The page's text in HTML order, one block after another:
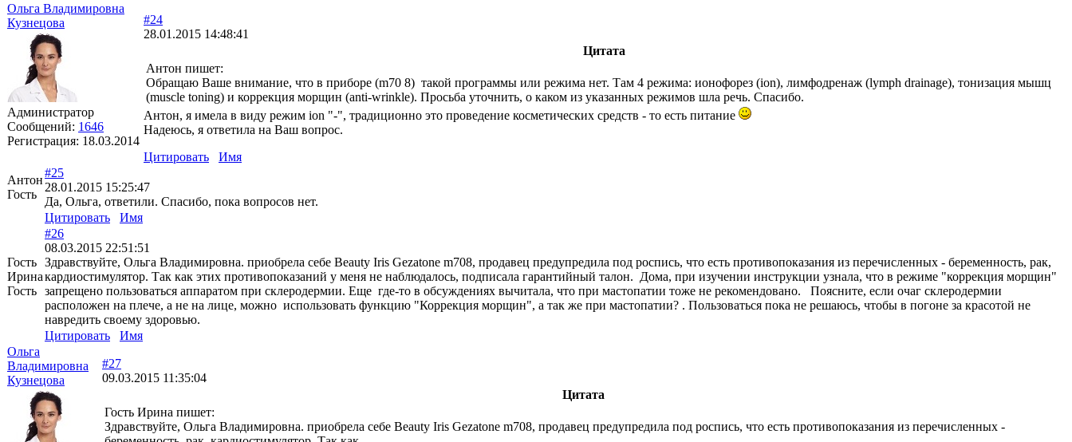
Ольга Владимировна
Кузнецова
Администратор
Сообщений: 1646
Регистрация: 18.03.2014
#24
28.01.2015 14:48:41
Цитата
Антон пишет:
Обращаю Ваше внимание, что в приборе (m70 8) такой программы или режима нет. Там 4 режима: ионофорез (ion), лимфодренаж (lymph drainage), тонизация мышц
(muscle toning) и коррекция морщин (anti-wrinkle). Просьба уточнить, о каком из указанных режимов шла речь. Спасибо.
Антон, я имела в виду режим ion "-", традиционно это проведение косметических средств - то есть питание
Надеюсь, я ответила на Ваш вопрос.
Цитировать
Имя
Антон
Гость
#25
28.01.2015 15:25:47
Да, Ольга, ответили. Спасибо, пока вопросов нет.
Цитировать
Имя
Гость
Ирина
Гость
#26
08.03.2015 22:51:51
Здравствуйте, Ольга Владимировна. приобрела себе Beauty Iris Gezatone m708, продавец предупредила под роспись, что есть противопоказания из перечисленных - беременность, рак,
кардиостимулятор. Так как этих противопоказаний у меня не наблюдалось, подписала гарантийный талон. Дома, при изучении инструкции узнала, что в режиме "коррекция морщин"
запрещено пользоваться аппаратом при склеродермии. Еще где-то в обсуждениях вычитала, что при мастопатии тоже не рекомендовано. Поясните, если очаг склеродермии
расположен на плече, а не на лице, можно использовать функцию "Коррекция морщин", а так же при мастопатии? . Пользоваться пока не решаюсь, чтобы в погоне за красотой не
навредить своему здоровью.
Цитировать
Имя
Ольга
Владимировна
Кузнецова
#27
09.03.2015 11:35:04
Цитата
Гость Ирина пишет:
Здравствуйте, Ольга Владимировна. приобрела себе Beauty Iris Gezatone m708, продавец предупредила под роспись, что есть противопоказания из перечисленных -